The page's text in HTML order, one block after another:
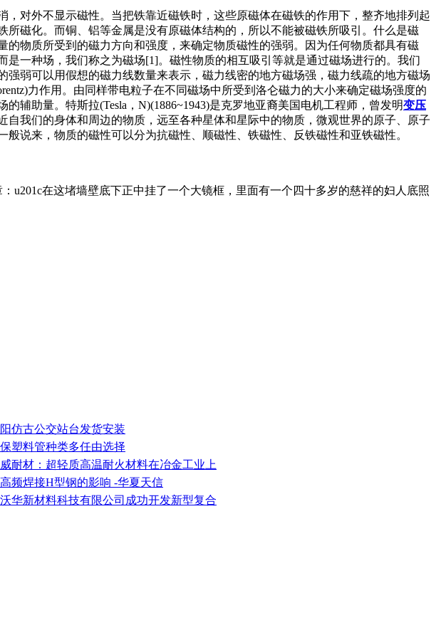
对外不显示磁性。当把铁靠近磁铁时，这些原磁体在磁铁的作用下，整齐地排列起
磁化。而铜、铝等金属是没有原磁体结构的，所以不能被磁铁所吸引。什么是磁
物质所受到的磁力方向和强度，来确定物质磁性的强弱。因为任何物质都具有磁
一种场，我们称之为磁场[1]。磁性物质的相互吸引等就是通过磁场进行的。我们
弱可以用假想的磁力线数量来表示，磁力线密的地方磁场强，磁力线疏的地方磁场
力作用。由同样带电粒子在不同磁场中所受到洛仑磁力的大小来确定磁场强度的
辅助量。特斯拉(Tesla，N)(1886~1943)是克罗地亚裔美国电机工程师，曾发明变压
我们的身体和周边的物质，远至各种星体和星际中的物质，微观世界的原子、原子
说来，物质的磁性可以分为抗磁性、顺磁性、铁磁性、反铁磁性和亚铁磁性。
u201c在这堵墙壁底下正中挂了一个大镜框，里面有一个四十多岁的慈祥的妇人底照
仿古公交站台发货安装
塑料管种类多任由选择
耐材：超轻质高温耐火材料在冶金工业上
频焊接H型钢的影响 -华夏天信
华新材料科技有限公司成功开发新型复合